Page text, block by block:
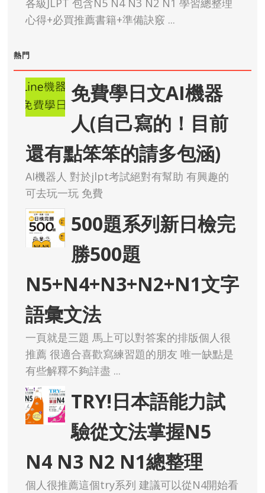
心得+必買推薦書籍+準備訣竅 ...
熱門
免費學日文AI機器
人(自己寫的！目前
還有點笨笨的請多包涵)
AI機器人 對於jlpt考試絕對有幫助 有興趣的
可去玩一玩 免費
500題系列新日檢完
勝500題
N5+N4+N3+N2+N1文字
語彙文法
一頁就是三題 馬上可以對答案的排版個人很
推薦 很適合喜歡寫練習題的朋友 唯一缺點是
有些解釋不夠詳盡 ...
TRY!日本語能力試
驗從文法掌握N5
N4 N3 N2 N1總整理
個人很推薦這個try系列 建議可以從N4開始看